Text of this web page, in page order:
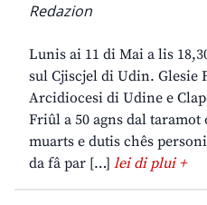
Redazion
Lunis ai 11 di Mai a lis
sul Cjiscjel di Udin. Glesie
Arcidiocesi di Udine e
Friûl a 50 agns dal
muarts e dutis chês
da fâ par […] lei di plui +